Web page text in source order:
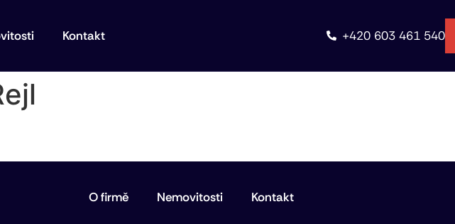
Kontakt +420 603 461 540
O firmě Nemovitosti Kontakt